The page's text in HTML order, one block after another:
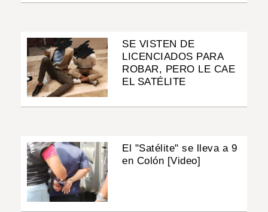
SE VISTEN DE
LICENCIADOS PARA
ROBAR, PERO LE CAE
EL SATÉLITE
El "Satélite" se lleva a 9
en Colón [Video]